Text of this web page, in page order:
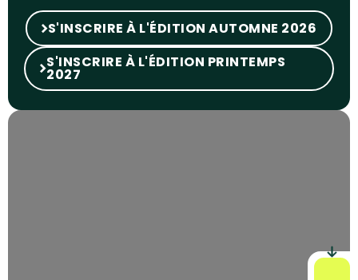
S'INSCRIRE À L'ÉDITION AUTOMNE 2026
S'INSCRIRE À L'ÉDITION PRINTEMPS
2027